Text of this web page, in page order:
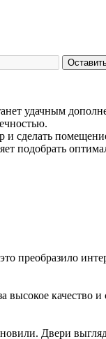
удачным
сделать
подобрать
преобразило
высокое качество и
Двери